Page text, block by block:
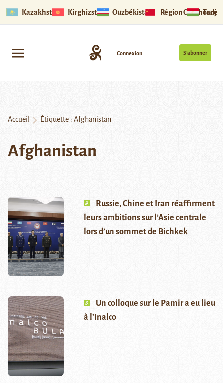
Kazakhstan Kirghizstan Ouzbékistan Région Ouïghoure
S’abonner
Connexion
Accueil Étiquette : Afghanistan
Afghanistan
Russie, Chine et Iran réaffirment
leurs ambitions sur l’Asie centrale
lors d’un sommet de Bichkek
Un colloque sur le Pamir a eu lieu
à l’Inalco